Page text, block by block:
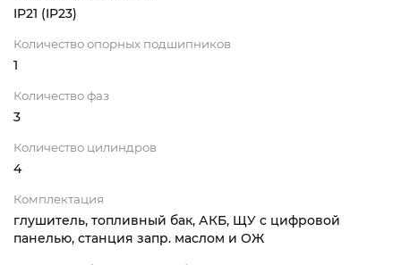
IP21 (IP23)
Количество опорных подшипников
1
Количество фаз
3
Количество цилиндров
4
Комплектация
глушитель, топливный бак, АКБ, ЩУ с цифровой
панелью, станция запр. маслом и ОЖ